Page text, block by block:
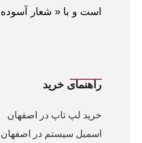
است و با « شعار
راهنمای خرید
خرید لپ تاپ در اصفهان
اسمبل سیستم در اصفهان